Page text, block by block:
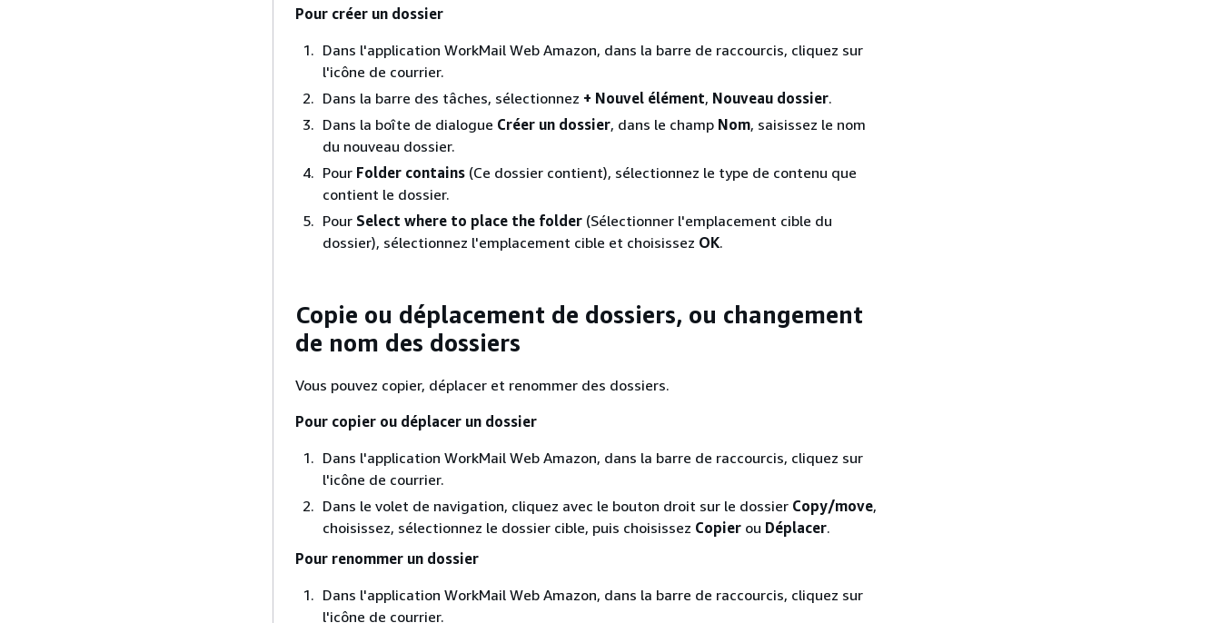
Pour créer un dossier
Dans l'application WorkMail Web Amazon, dans la barre de raccourcis, cliquez sur
l'icône de courrier.
Dans la barre des tâches, sélectionnez + Nouvel élément, Nouveau dossier.
Dans la boîte de dialogue Créer un dossier, dans le champ Nom, saisissez le nom
du nouveau dossier.
Pour Folder contains (Ce dossier contient), sélectionnez le type de contenu que
contient le dossier.
Pour Select where to place the folder (Sélectionner l'emplacement cible du
dossier), sélectionnez l'emplacement cible et choisissez OK.
Copie ou déplacement de dossiers, ou changement
de nom des dossiers
Vous pouvez copier, déplacer et renommer des dossiers.
Pour copier ou déplacer un dossier
Dans l'application WorkMail Web Amazon, dans la barre de raccourcis, cliquez sur
l'icône de courrier.
Dans le volet de navigation, cliquez avec le bouton droit sur le dossier Copy/move,
choisissez, sélectionnez le dossier cible, puis choisissez Copier ou Déplacer.
Pour renommer un dossier
Dans l'application WorkMail Web Amazon, dans la barre de raccourcis, cliquez sur
l'icône de courrier.